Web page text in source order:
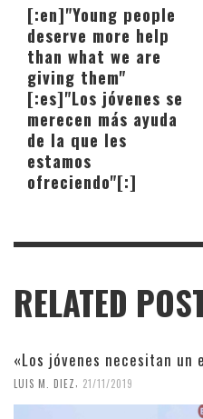
[:en]"Young people
deserve more help
than what we are
giving them"
[:es]"Los jóvenes se
merecen más ayuda
de la que les
estamos
ofreciendo"[:]
RELATED
«Los jóvenes necesitan un
LUIS M. DIEZ 21/11/2019